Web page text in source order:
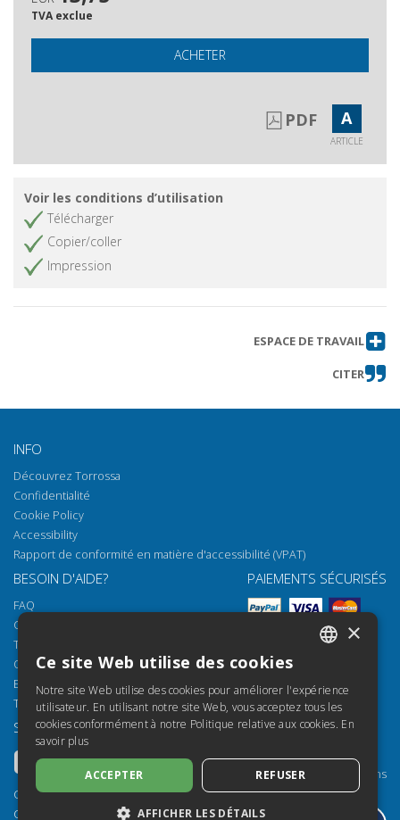
TVA exclue
ACHETER
PDF A
ARTICLE
Voir les conditions d’utilisation
Télécharger
Copier/coller
Impression
ESPACE DE TRAVAIL
CITER
INFO
Découvrez Torrossa
Confidentialité
Cookie Policy
Accessibility
Rapport de conformité en matière d'accessibilité (VPAT)
BESOIN D'AIDE?
FAQ
Comment ouvrir nos documents
Torrossa Reader
Options d'accès
Email: helpdesk@torrossa.com
Tel:
+39 055 5018800
PAIEMENTS SÉCURISÉS
SUIVEZ-NOUS
Copyright 2000-2026
Casalini Libri
NOS RESSOURCES
Torrossa pour Institutions
Torrossa Open
Library Services
SPANISH
FRENCH
ENGLISH
GERMAN
×
Ce site Web utilise des cookies
Notre site Web utilise des cookies pour améliorer l'expérience
utilisateur. En utilisant notre site Web, vous acceptez tous les
cookies conformément à notre Politique relative aux cookies. En
savoir plus
ACCEPTER REFUSER
AFFICHER LES DÉTAILS